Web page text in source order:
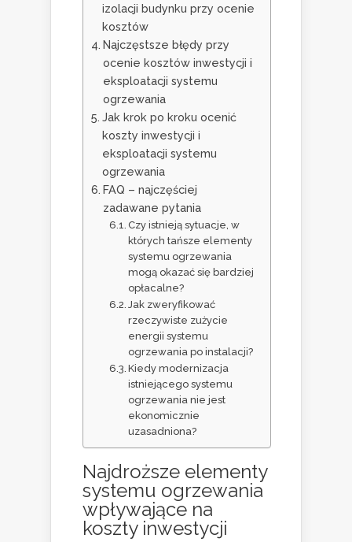
izolacji budynku przy ocenie
kosztów
Najczęstsze błędy przy
ocenie kosztów inwestycji i
eksploatacji systemu
ogrzewania
Jak krok po kroku ocenić
koszty inwestycji i
eksploatacji systemu
ogrzewania
FAQ – najczęściej
zadawane pytania
Czy istnieją sytuacje, w
których tańsze elementy
systemu ogrzewania
mogą okazać się bardziej
opłacalne?
Jak zweryfikować
rzeczywiste zużycie
energii systemu
ogrzewania po instalacji?
Kiedy modernizacja
istniejącego systemu
ogrzewania nie jest
ekonomicznie
uzasadniona?
Najdroższe elementy
systemu ogrzewania
wpływające na
koszty inwestycji